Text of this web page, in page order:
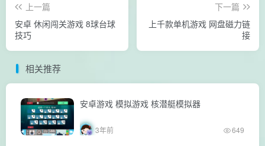
上一篇
安卓 休闲闯关游戏 8球台球
技巧
下一篇
上千款单机游戏 网盘磁力链
接
相关推荐
安卓游戏 模拟游戏 核潜艇模拟器
3年前 649